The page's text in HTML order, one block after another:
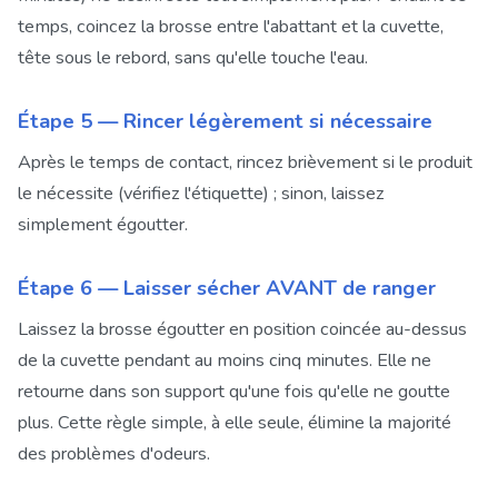
temps, coincez la brosse entre l'abattant et la cuvette,
tête sous le rebord, sans qu'elle touche l'eau.
Étape 5 — Rincer légèrement si nécessaire
Après le temps de contact, rincez brièvement si le produit
le nécessite (vérifiez l'étiquette) ; sinon, laissez
simplement égoutter.
Étape 6 — Laisser sécher AVANT de ranger
Laissez la brosse égoutter en position coincée au-dessus
de la cuvette pendant au moins cinq minutes. Elle ne
retourne dans son support qu'une fois qu'elle ne goutte
plus. Cette règle simple, à elle seule, élimine la majorité
des problèmes d'odeurs.